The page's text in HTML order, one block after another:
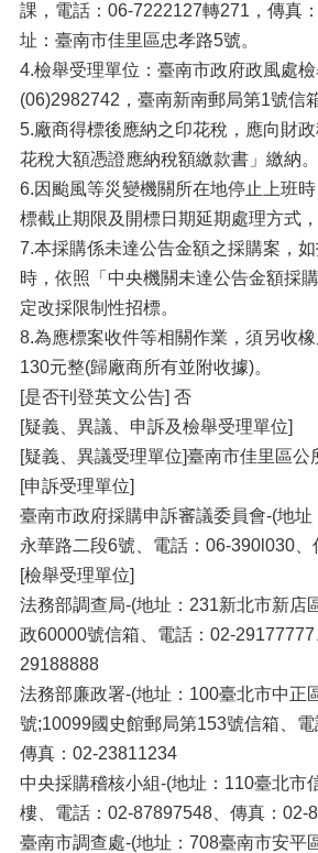
課，電話：06-7222127轉271，傳真
址：臺南市佳里區忠孝路5號。
4.檢舉受理單位：臺南市政府政風處檢
(06)2982742，臺南新南郵局第1號信箱
5.廠商得標後應納之印花稅，應向財
花稅大額憑證應納稅額繳款書」繳納。
6.因颱風等災變機關所在地停止上班
標截止期限及開標日期延期處理方式
7.本採購係未達公告金額之採購案，
時，依照「中央機關未達公告金額採
定改採限制性招標。
8.為應標案收件等相關作業，須另收
130元整(歸廠商所有並附收據)。
[是否刊登英文公告] 否
[疑義、異議、申訴及檢舉受理單位]
[疑義、異議受理單位]臺南市佳里區公
[申訴受理單位]
臺南市政府採購申訴審議委員會-(地
永華路二段6號、電話：06-390l030
[檢舉受理單位]
法務部調查局-(地址：231新北市新店
政60000號信箱、電話：02-
29188888
法務部廉政署-(地址：100臺北市中正
號;10099國史館郵局第153號信箱、電
傳真：02-23811234
中央採購稽核小組-(地址：110臺北市
樓、電話：02-87897548、傳真：02-
臺南市調查處-(地址：708臺南市安平